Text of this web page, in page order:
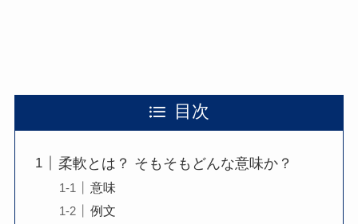
目次
柔軟とは？ そもそもどんな意味か？
意味
例文